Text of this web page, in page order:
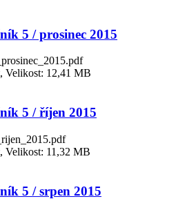
5 / prosinec 2015
Velikost: 12,41 MB
5 / říjen 2015
Velikost: 11,32 MB
5 / srpen 2015